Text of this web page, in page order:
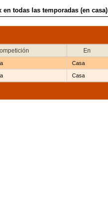
todas las temporadas (en casa)
En
Casa
Casa